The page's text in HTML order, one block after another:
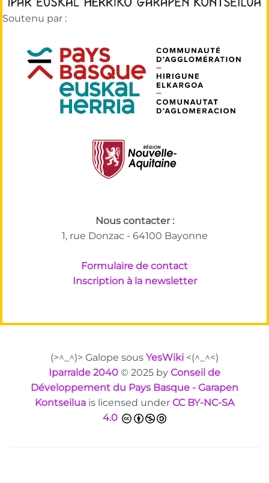
Soutenu par :
Nous contacter :
1, rue Donzac - 64100 Bayonne
Formulaire de contact
Inscription à la newsletter
(>^_^)> Galope sous YesWiki <(^_^<)
Iparralde 2040 © 2025 by Conseil de
Développement du Pays Basque - Garapen
Kontseilua is licensed under CC BY-NC-SA
4.0